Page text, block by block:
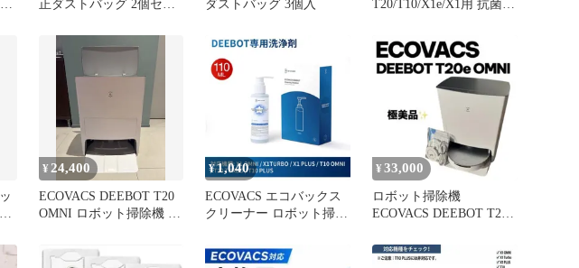
正ダストバッグ 2個セッ
ダストバッグ 3個入
T20/T10/X1e/X1用 抗菌ダ
¥ 24,400
ECOVACS DEEBOT T20
OMNI ロボット掃除機 本
¥1,040
ECOVACS エコバックス
クリーナー ロボット掃除
（110ml） D-SO01-0021
¥ 33,000
ロボット掃除機
ECOVACS DEEBOT T20e